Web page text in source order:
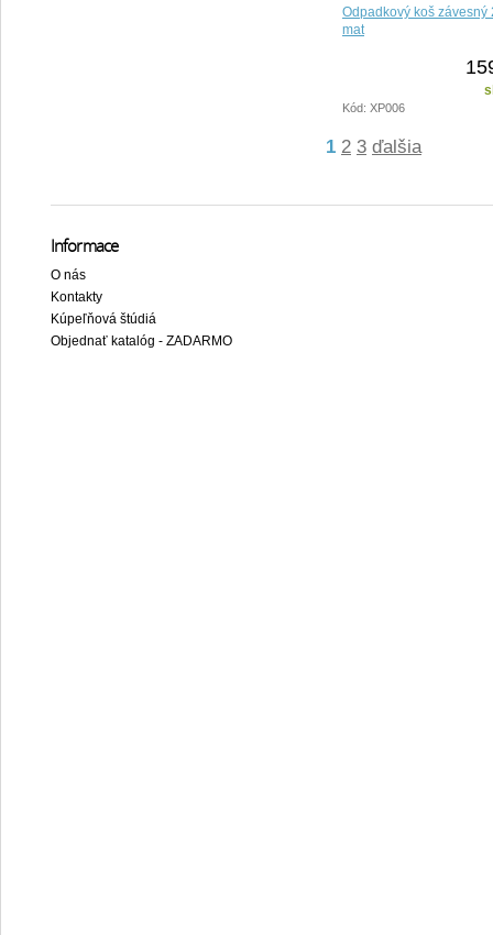
Odpadkový koš závesný
mat
Kód: XP006
1 2 3 ďalšia
Informace
O nás
Kontakty
Kúpeľňová štúdiá
Objednať katalóg - ZADARMO